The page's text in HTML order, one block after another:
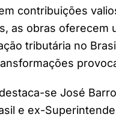
contribuições
as obras oferecem
tributária no
se José
e ex-